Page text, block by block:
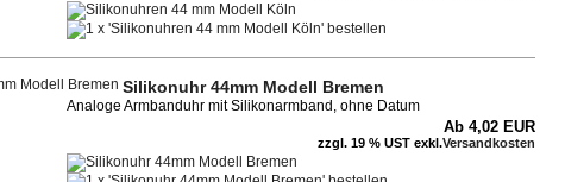
Silikonuhr 44mm Modell Bremen
Analoge Armbanduhr mit Silikonarmband, ohne Datum
Ab 4,02 EUR
zzgl. 19 % UST exkl.Versandkosten